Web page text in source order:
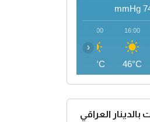
mmHg
16:00
46°C
17:00
45°C
‹
العراقي